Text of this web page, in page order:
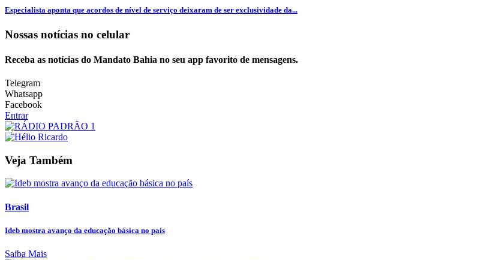
Especialista aponta que acordos de nível de serviço deixaram de ser exclusividade da...
Nossas notícias no celular
Receba as notícias do Mandato Bahia no seu app favorito de mensagens.
Telegram
Whatsapp
Facebook
Entrar
Veja Também
Brasil
Ideb mostra avanço da educação básica no país
Saiba Mais